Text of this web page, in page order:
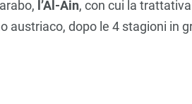
l’Al-Ain, con cui la
austriaco, dopo le 4 stagioni in